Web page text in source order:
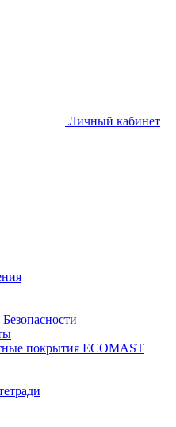
Личный кабинет
покрытия ECOMAST